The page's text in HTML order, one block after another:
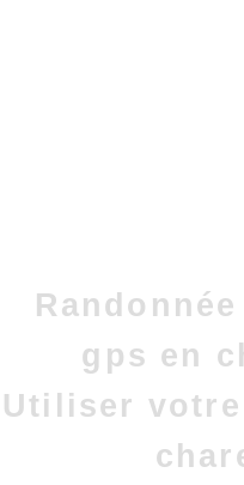
gps en
Utiliser